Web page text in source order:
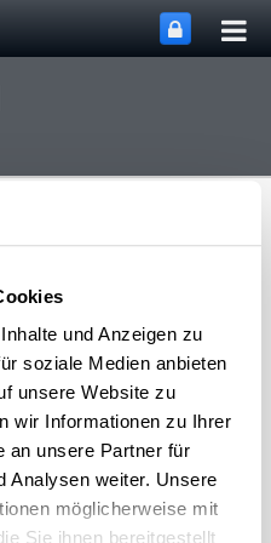
und Anzeigen zu
soziale Medien anbieten
unsere Website zu
wir Informationen zu Ihrer
an unsere Partner für
Analysen weiter. Unsere
möglicherweise mit
Sie ihnen bereitgestellt
MenüNavigation
Graduko irakasgai
matematika orokorreko